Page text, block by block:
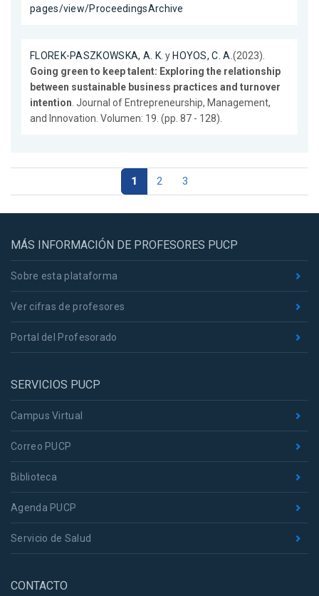
pages/view/ProceedingsArchive
FLOREK-PASZKOWSKA, A. K. y HOYOS, C. A.(2023).
Going green to keep talent: Exploring the relationship
between sustainable business practices and turnover
intention. Journal of Entrepreneurship, Management,
and Innovation. Volumen: 19. (pp. 87 - 128).
1 2 3
MÁS INFORMACIÓN DE PROFESORES PUCP
Sobre esta plataforma
Ver cifras de profesores
Portal del Profesorado
SERVICIOS PUCP
Campus Virtual
Correo PUCP
Biblioteca
Agenda PUCP
Servicio de Salud
CONTACTO